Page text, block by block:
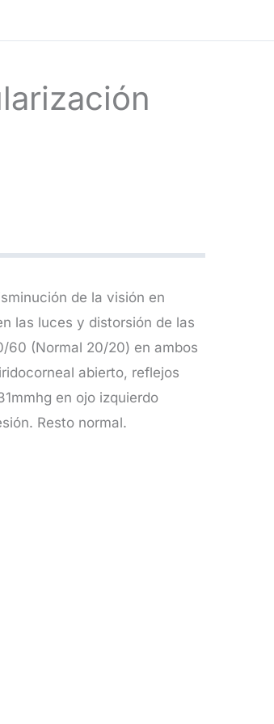
de la visión en
las luces y distorsión de las
60 (Normal 20/20) en ambos
abierto, reflejos
en ojo izquierdo
Resto normal.